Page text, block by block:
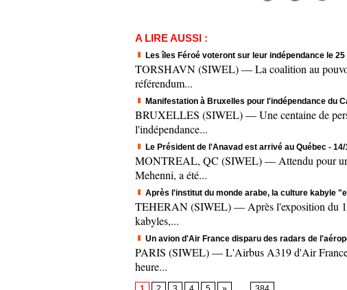
A LIRE AUSSI :
Les îles Féroé voteront sur leur indépendance le
TORSHAVN (SIWEL) — La coalition au
référendum...
Manifestation à Bruxelles pour l'indépendance du
BRUXELLES (SIWEL) — Une centaine de
l'indépendance...
Le Président de l'Anavad est arrivé au Québec -
MONTREAL, QC (SIWEL) — Attendu pour un
Mehenni, a été...
Après l'institut du monde arabe, la culture kabyle
TEHERAN (SIWEL) — Après l'exposition du
kabyles,...
Un avion d'Air France disparu des radars de
PARIS (SIWEL) — L'Airbus A319 d'Air France
heure...